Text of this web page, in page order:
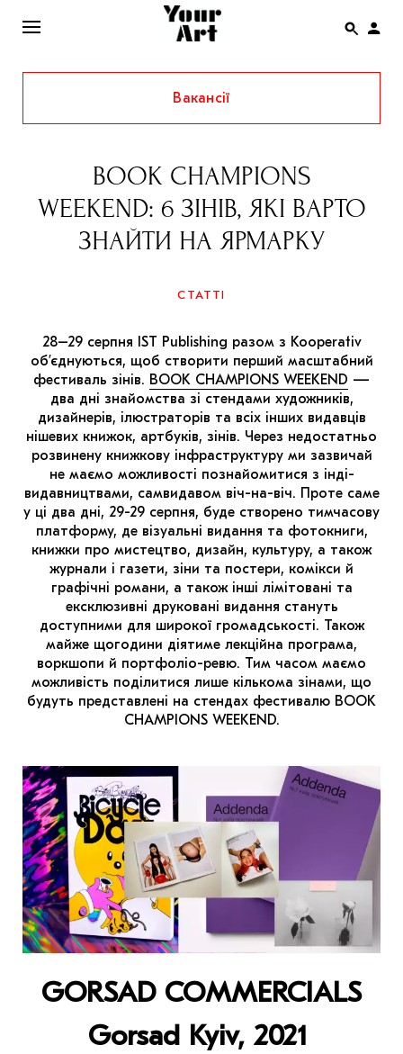
ENG
НОВИНИ
АФІША
ІНТЕРВ’Ю
СТАТТІ
THE UKRAINIAN PAVILION AT VENICE BIENNALE
2022
МАРІУПОЛЬСЬКІ МАРГІНАЛІЇ
ДОСЛІДНИЦЬКА ПЛАТФОРМА
ЗАПАЛЕННЯ
CARPATHIAN CULT ПРО РІЗДВЯНІ СВЯТА
Вакансії
BOOK CHAMPIONS
WEEKEND: 6 ЗІНІВ, ЯКІ ВАРТО
ЗНАЙТИ НА ЯРМАРКУ
СТАТТІ
28–29 серпня IST Publishing разом з Kooperativ
об’єднуються, щоб створити перший масштабний
фестиваль зінів. BOOK CHAMPIONS WEEKEND —
два дні знайомства зі стендами художників,
дизайнерів, ілюстраторів та всіх інших видавців
нішевих книжок, артбуків, зінів. Через недостатньо
розвинену книжкову інфраструктуру ми зазвичай
не маємо можливості познайомитися з інді-
видавництвами, самвидавом віч-на-віч. Проте саме
у ці два дні, 29-29 серпня, буде створено тимчасову
платформу, де візуальні видання та фотокниги,
книжки про мистецтво, дизайн, культуру, а також
журнали і газети, зіни та постери, комікси й
графічні романи, а також інші лімітовані та
ексклюзивні друковані видання стануть
доступними для широкої громадськості. Також
майже щогодини діятиме лекційна програма,
воркшопи й портфоліо-ревю. Тим часом маємо
можливість поділитися лише кількома зінами, що
будуть представлені на стендах фестивалю BOOK
CHAMPIONS WEEKEND.
GORSAD COMMERCIALS
Gorsad Kyiv, 2021